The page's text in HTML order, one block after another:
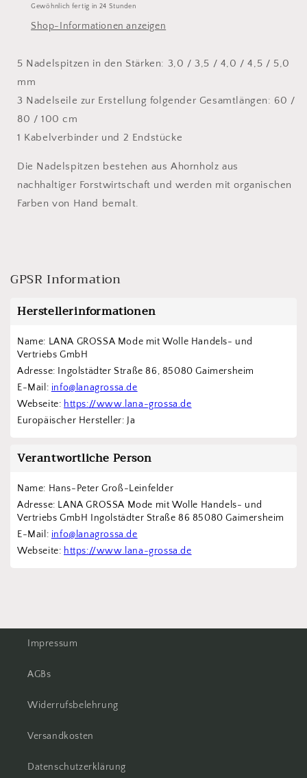
lila
lila
Gewöhnlich fertig in 24 Stunden
Shop-Informationen anzeigen
5 Nadelspitzen in den Stärken: 3,0 / 3,5 / 4,0 / 4,5 / 5,0
mm
3 Nadelseile zur Erstellung folgender Gesamtlängen: 60 /
80 / 100 cm
1 Kabelverbinder und 2 Endstücke
Die Nadelspitzen bestehen aus Ahornholz aus
nachhaltiger Forstwirtschaft und werden mit organischen
Farben von Hand bemalt.
GPSR Information
Herstellerinformationen
Name: LANA GROSSA Mode mit Wolle Handels- und
Vertriebs GmbH
Adresse: Ingolstädter Straße 86, 85080 Gaimersheim
E-Mail: info@lanagrossa.de
Webseite: https://www.lana-grossa.de
Europäischer Hersteller: Ja
Verantwortliche Person
Name: Hans-Peter Groß-Leinfelder
Adresse: LANA GROSSA Mode mit Wolle Handels- und
Vertriebs GmbH Ingolstädter Straße 86 85080 Gaimersheim
E-Mail: info@lanagrossa.de
Webseite: https://www.lana-grossa.de
Impressum
AGBs
Widerrufsbelehrung
Versandkosten
Datenschutzerklärung